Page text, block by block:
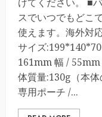
スでいつでもどこ
使えます。海外対
サイズ
161mm 幅 /
体質量:130g（本
専用ポーチ /...